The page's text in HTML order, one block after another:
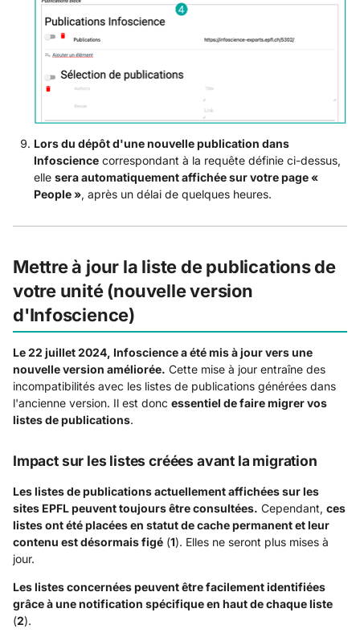
Lors du dépôt d'une nouvelle publication dans
Infoscience correspondant à la requête définie ci-dessus,
ellesera automatiquement affichée sur votre page «
People », après un délai de quelques heures.
Mettre à jour la liste de publications de
votre unité (nouvelle version
d'Infoscience)
Le 22 juillet 2024, Infoscience a été mis à jour vers une
nouvelle version améliorée. Cette mise à jour entraîne des
incompatibilités avec les listes de publications générées dans
l'ancienne version. Il est donc essentiel de faire migrer vos
listes de publications.
Impact sur les listes créées avant la migration
Les listes de publications actuellement affichées sur les
sites EPFL peuvent toujours être consultées. Cependant, ces
listes ont été placées en statut de cache permanent et leur
contenu est désormais figé (1). Elles ne seront plus mises à
jour.
Les listes concernées peuvent être facilement identifiées
grâce à une notification spécifique en haut de chaque liste
(2).